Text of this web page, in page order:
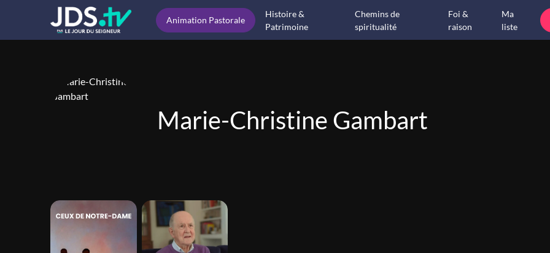
Animation Pastorale
Histoire &
Patrimoine
Chemins de
spiritualité
Foi &
raison
Ma
liste
Marie-Christine Gambart